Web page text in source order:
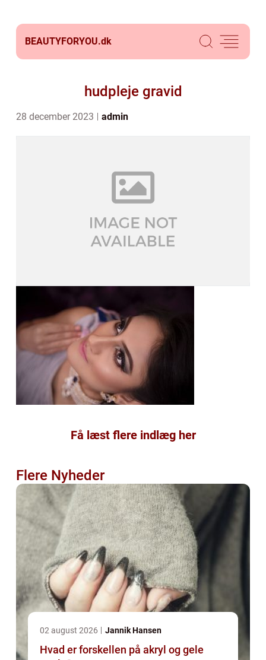
BEAUTYFORYOU.dk
hudpleje gravid
28 december 2023 admin
Få læst flere indlæg her
Flere Nyheder
02 august 2026 Jannik Hansen
Hvad er forskellen på akryl og gele